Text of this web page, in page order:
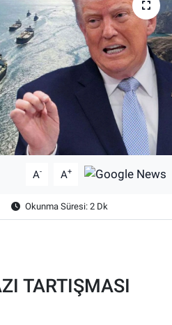
A- A+
Okunma Süresi: 2 Dk
TARTIŞMASI